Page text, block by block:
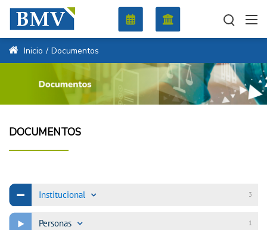
Inicio / Documentos
DOCUMENTOS
3
Institucional
1
Personas